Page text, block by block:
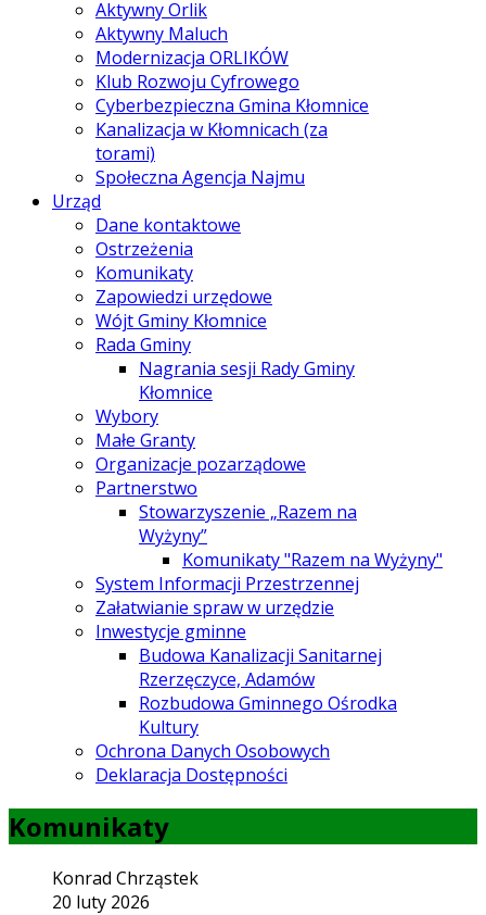
Aktywny Orlik
Aktywny Maluch
Modernizacja ORLIKÓW
Klub Rozwoju Cyfrowego
Cyberbezpieczna Gmina Kłomnice
Kanalizacja w Kłomnicach (za
torami)
Społeczna Agencja Najmu
Urząd
Dane kontaktowe
Ostrzeżenia
Komunikaty
Zapowiedzi urzędowe
Wójt Gminy Kłomnice
Rada Gminy
Nagrania sesji Rady Gminy
Kłomnice
Wybory
Małe Granty
Organizacje pozarządowe
Partnerstwo
Stowarzyszenie „Razem na
Wyżyny”
Komunikaty "Razem na Wyżyny"
System Informacji Przestrzennej
Załatwianie spraw w urzędzie
Inwestycje gminne
Budowa Kanalizacji Sanitarnej
Rzerzęczyce, Adamów
Rozbudowa Gminnego Ośrodka
Kultury
Ochrona Danych Osobowych
Deklaracja Dostępności
Komunikaty
Konrad Chrząstek
20 luty 2026